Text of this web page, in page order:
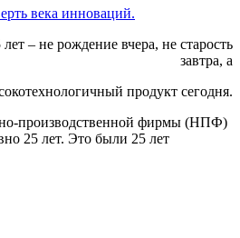
века инноваций.
– не рождение вчера, не старость
завтра, а
продукт сегодня.
производственной фирмы (НПФ)
25 лет. Это были 25 лет